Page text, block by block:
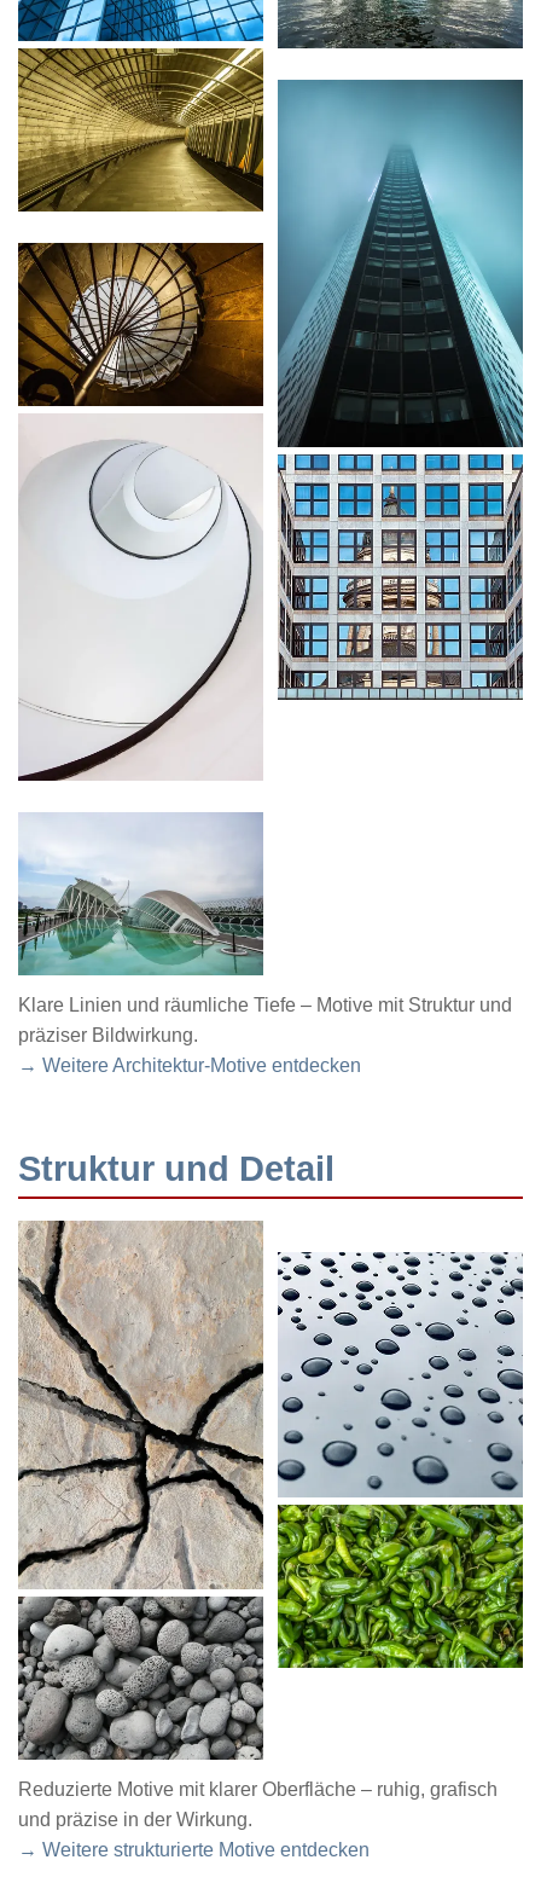
Klare Linien und räumliche Tiefe – Motive mit Struktur und
präziser Bildwirkung.
→ Weitere Architektur-Motive entdecken
Struktur und Detail
Reduzierte Motive mit klarer Oberfläche – ruhig, grafisch
und präzise in der Wirkung.
→ Weitere strukturierte Motive entdecken